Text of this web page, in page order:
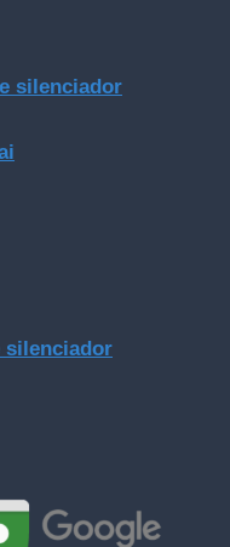
silenciador
silenciador